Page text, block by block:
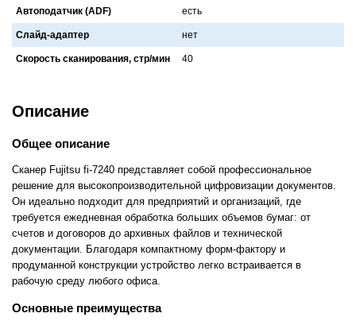
Автоподатчик (ADF) есть
Слайд-адаптер нет
Скорость сканирования, стр/мин 40
Описание
Общее описание
Сканер Fujitsu fi-7240 представляет собой профессиональное
решение для высокопроизводительной цифровизации документов.
Он идеально подходит для предприятий и организаций, где
требуется ежедневная обработка больших объемов бумаг: от
счетов и договоров до архивных файлов и технической
документации. Благодаря компактному форм-фактору и
продуманной конструкции устройство легко встраивается в
рабочую среду любого офиса.
Основные преимущества